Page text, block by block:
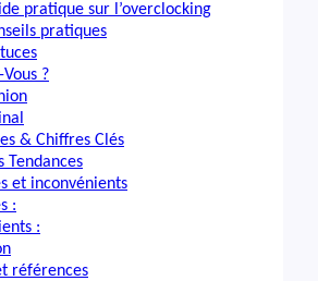
pratique sur l’overclocking
pratiques
Vous ?
& Chiffres Clés
Tendances
et inconvénients
:
:
références